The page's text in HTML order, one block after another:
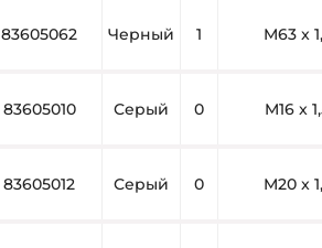
83605062 Черный 1 M63 x
83605010 Серый 0 M16 x
83605012 Серый 0 M20 x